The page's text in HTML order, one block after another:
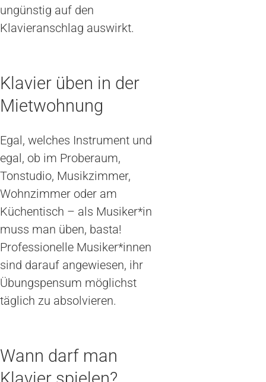
ungünstig auf den
Klavieranschlag auswirkt.
Klavier üben in der
Mietwohnung
Egal, welches Instrument und
egal, ob im Proberaum,
Tonstudio, Musikzimmer,
Wohnzimmer oder am
Küchentisch – als Musiker*in
muss man üben, basta!
Professionelle Musiker*innen
sind darauf angewiesen, ihr
Übungspensum möglichst
täglich zu absolvieren.
Wann darf man